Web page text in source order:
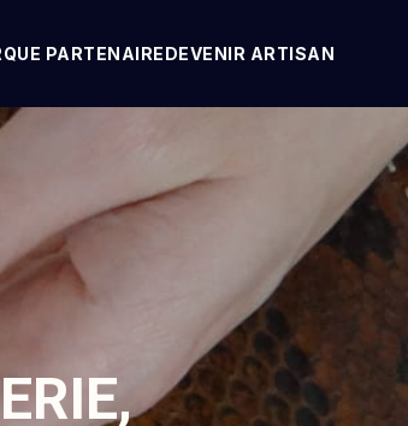
PARTENAIREDEVENIR ARTISAN